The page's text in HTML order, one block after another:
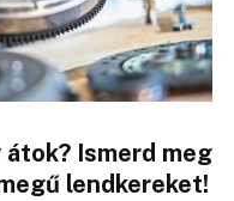
átok? Ismerd meg
lendkereket!